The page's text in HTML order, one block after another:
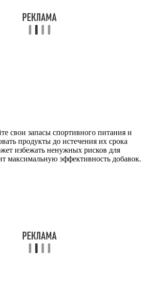
свои запасы спортивного питания и
продукты до истечения их срока
избежать ненужных рисков для
максимальную эффективность добавок.